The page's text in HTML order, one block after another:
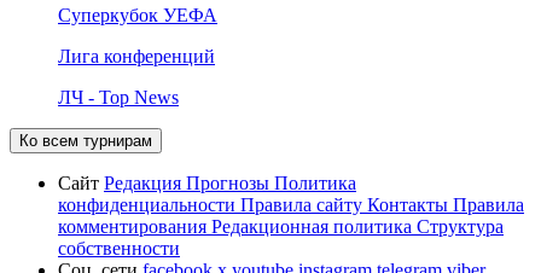
Суперкубок УЕФА
Лига конференций
ЛЧ - Top News
Ко всем турнирам
Сайт Редакция Прогнозы Политика
конфиденциальности Правила сайту Контакты Правила
комментирования Редакционная политика Структура
собственности